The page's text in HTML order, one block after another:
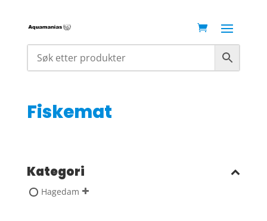
Fiskemat
Kategori
Hagedam